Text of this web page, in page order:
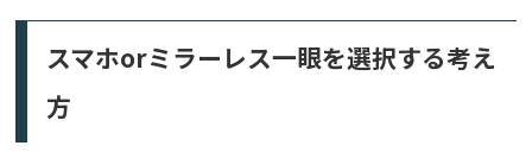
スマホorミラーレス一眼を選択する考え
方